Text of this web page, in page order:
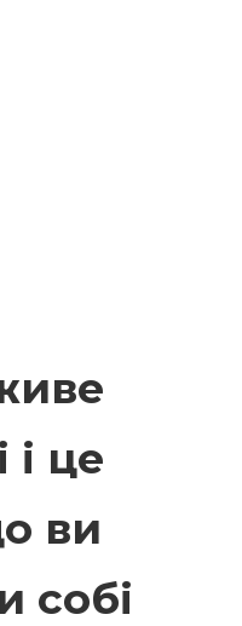
і це
ви
собі